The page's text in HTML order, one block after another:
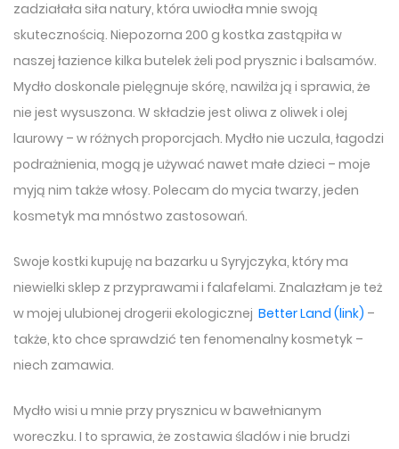
zadziałała siła natury, która uwiodła mnie swoją
skutecznością. Niepozorna 200 g kostka zastąpiła w
naszej łazience kilka butelek żeli pod prysznic i balsamów.
Mydło doskonale pielęgnuje skórę, nawilża ją i sprawia, że
nie jest wysuszona. W składzie jest oliwa z oliwek i olej
laurowy – w różnych proporcjach. Mydło nie uczula, łagodzi
podrażnienia, mogą je używać nawet małe dzieci – moje
myją nim także włosy. Polecam do mycia twarzy, jeden
kosmetyk ma mnóstwo zastosowań.
Swoje kostki kupuję na bazarku u Syryjczyka, który ma
niewielki sklep z przyprawami i falafelami. Znalazłam je też
w mojej ulubionej drogerii ekologicznej Better Land (link) –
także, kto chce sprawdzić ten fenomenalny kosmetyk –
niech zamawia.
Mydło wisi u mnie przy prysznicu w bawełnianym
woreczku. I to sprawia, że zostawia śladów i nie brudzi